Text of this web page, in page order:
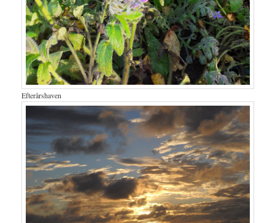
Efterårshaven